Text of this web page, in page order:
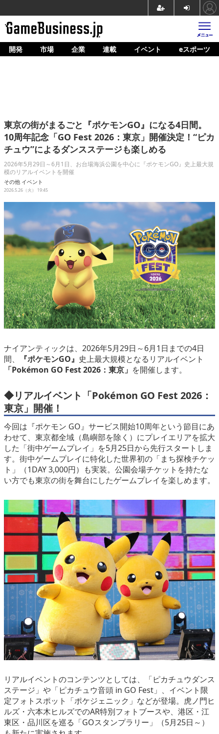
ホーム
企業動向
人材育成
産業政策
連載
イベント/セミナー
eスポーツ
開発 市場 企業 連載 イベント eスポーツ
東京の街がまるごと『ポケモンGO』になる4日間。
10周年記念「GO Fest 2026：東京」開催決定！“ピカ
チュウ”によるダンスステージも楽しめる
2026年5月29日～6月1日、お台場海浜公園を中心に『ポケモンGO』史上最大規
模のリアルイベントを開催
その他 イベント
2026.5.26（火） 19:45
ナイアンティックは、2026年5月29日～6月1日までの4日
間、
『ポケモンGO』 史上最大規模となるリアルイベント
「Pokémon GO Fest 2026：東京」 を開催します。
◆リアルイベント 「Pokémon GO Fest 2026：
東京」開催！
今回は『ポケモン GO』サービス開始10周年という節目にあ
わせて、東京都全域（島嶼部を除く）にプレイエリアを拡大
した「街中ゲームプレイ」を5月25日から先行スタートしま
す。街中ゲームプレイに特化した世界初の「まち探検チケッ
ト」（1DAY 3,000円）も実装。公園会場チケットを持たな
い方でも東京の街を舞台にしたゲームプレイを楽しめます。
リアルイベントのコンテンツとしては、「ピカチュウダンス
ステージ」や「ピカチュウ音頭 in GO Fest」、イベント限
定フォトスポット「ポケジェニック」などが登場。虎ノ門ヒ
ルズ・六本木ヒルズでのAR特別フォトブースや、港区・江
東区・品川区を巡る「GOスタンプラリー」（5月25日～）